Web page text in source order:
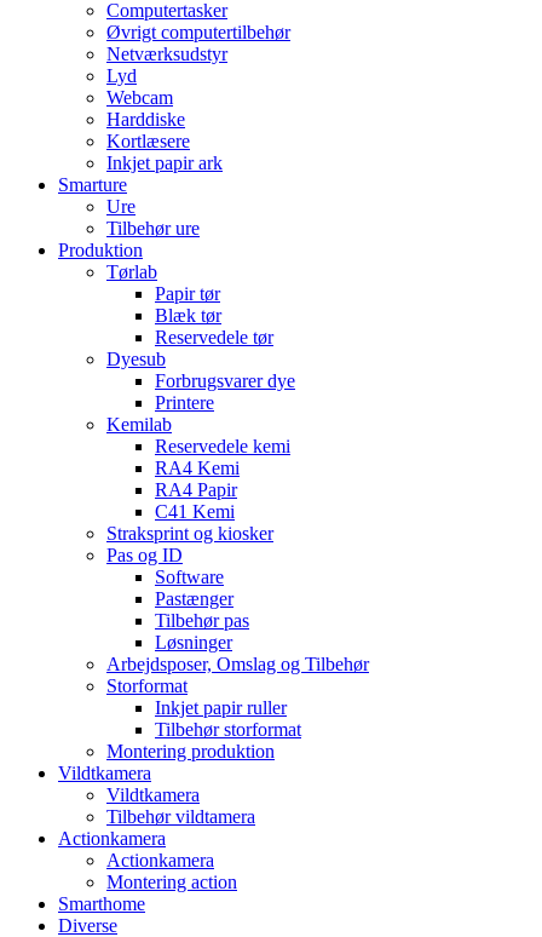
Computertasker
Øvrigt computertilbehør
Netværksudstyr
Lyd
Webcam
Harddiske
Kortlæsere
Inkjet papir ark
Smarture
Ure
Tilbehør ure
Produktion
Tørlab
Papir tør
Blæk tør
Reservedele tør
Dyesub
Forbrugsvarer dye
Printere
Kemilab
Reservedele kemi
RA4 Kemi
RA4 Papir
C41 Kemi
Straksprint og kiosker
Pas og ID
Software
Pastænger
Tilbehør pas
Løsninger
Arbejdsposer, Omslag og Tilbehør
Storformat
Inkjet papir ruller
Tilbehør storformat
Montering produktion
Vildtkamera
Vildtkamera
Tilbehør vildtamera
Actionkamera
Actionkamera
Montering action
Smarthome
Diverse